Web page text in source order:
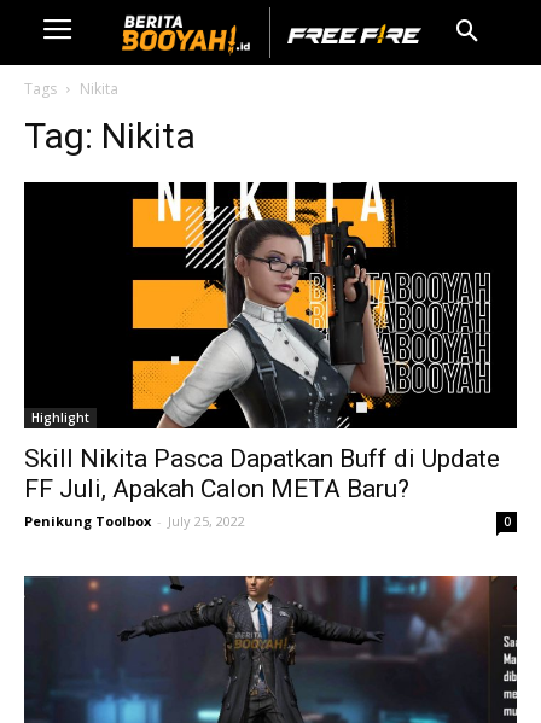
Tags Nikita
Tag: Nikita
Highlight
Skill Nikita Pasca Dapatkan Buff di Update
FF Juli, Apakah Calon META Baru?
Penikung Toolbox - July 25, 2022 0